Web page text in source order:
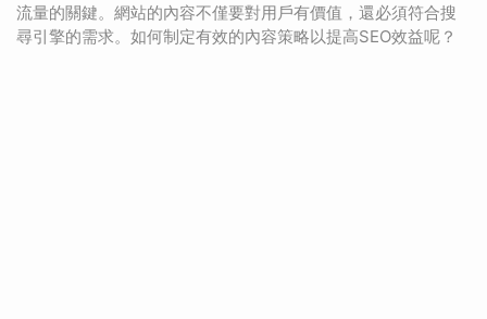
流量的關鍵。網站的內容不僅要對用戶有價值，還必須符合搜
尋引擎的需求。如何制定有效的內容策略以提高SEO效益呢？